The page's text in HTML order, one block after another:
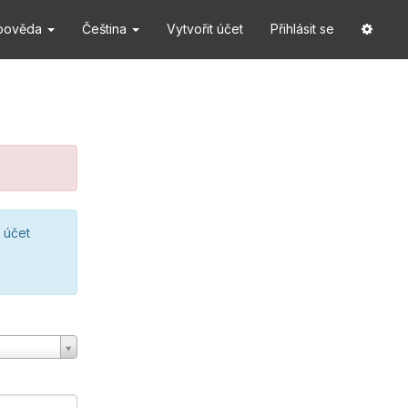
Čeština Vytvořit účet Přihlásit se
účet